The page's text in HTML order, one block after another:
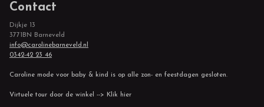
Contact
Dijkje 13
3771BN Barneveld
info@carolinebarneveld.nl
0342-42 23 46
Caroline mode voor baby & kind is op alle zon- en feestdagen gesloten.
Virtuele tour door de winkel --> Klik hier